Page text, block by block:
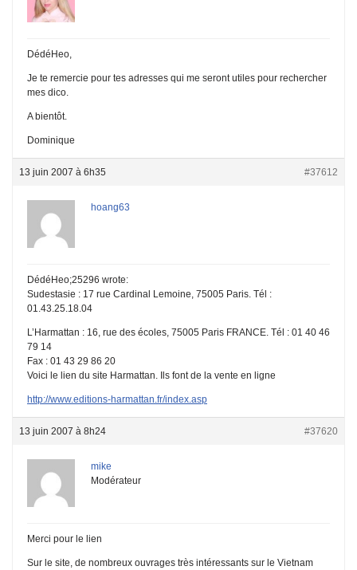
DédéHeo,
Je te remercie pour tes adresses qui me seront utiles pour rechercher
mes dico.
A bientôt.
Dominique
13 juin 2007 à 6h35 #37612
hoang63
DédéHeo;25296 wrote:
Sudestasie : 17 rue Cardinal Lemoine, 75005 Paris. Tél :
01.43.25.18.04
L’Harmattan : 16, rue des écoles, 75005 Paris FRANCE. Tél : 01 40 46
79 14
Fax : 01 43 29 86 20
Voici le lien du site Harmattan. Ils font de la vente en ligne
http://www.editions-harmattan.fr/index.asp
13 juin 2007 à 8h24 #37620
mike
Modérateur
Merci pour le lien
Sur le site, de nombreux ouvrages très intéressants sur le Vietnam